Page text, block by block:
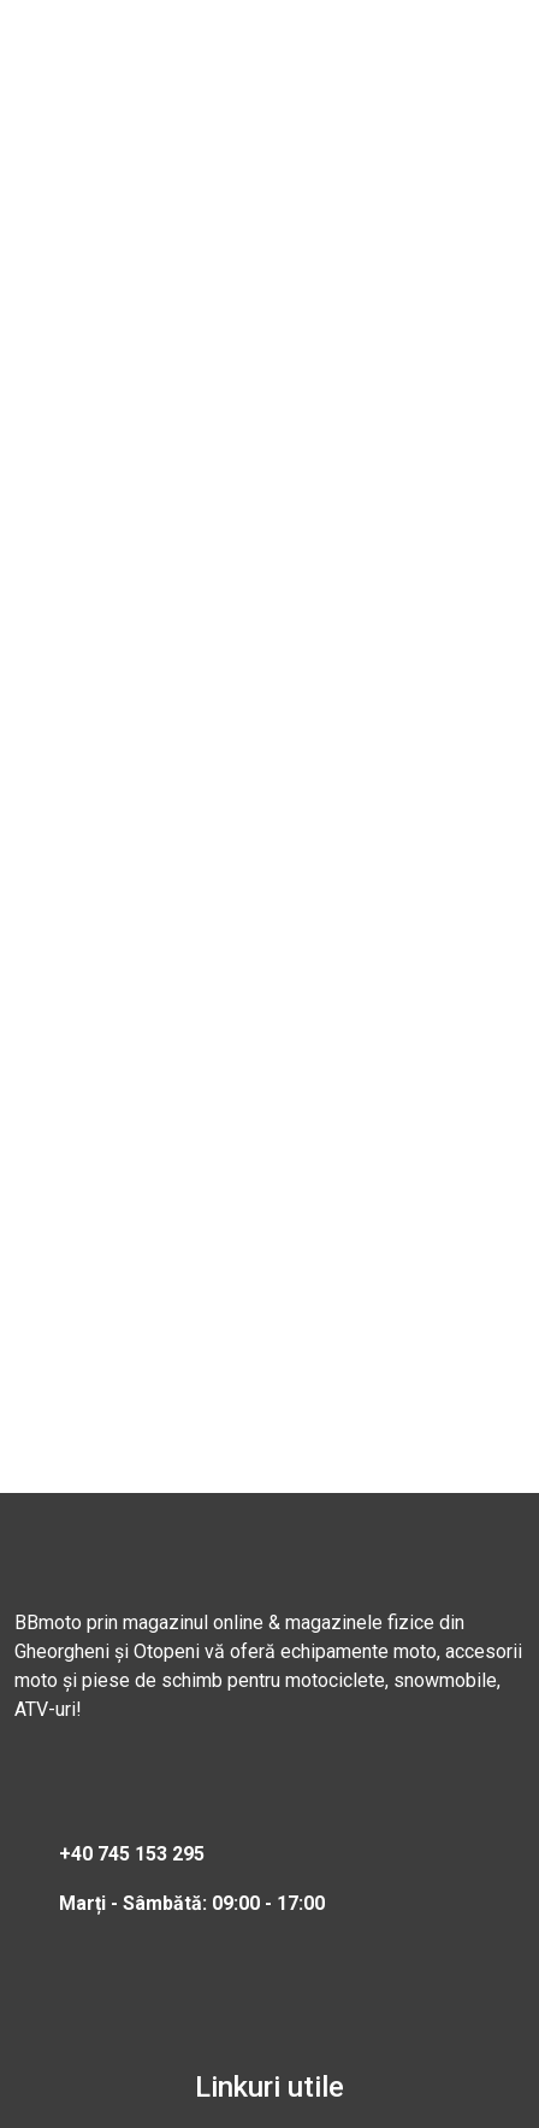
BBmoto prin magazinul online & magazinele fizice din
Gheorgheni și Otopeni vă oferă echipamente moto, accesorii
moto și piese de schimb pentru motociclete, snowmobile,
ATV-uri!
+40 745 153 295
Marți - Sâmbătă: 09:00 - 17:00
Linkuri utile